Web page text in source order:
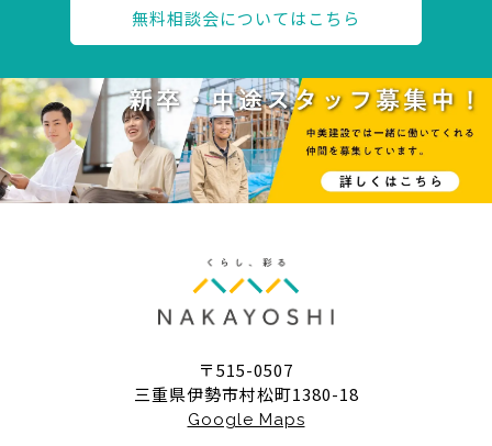
無料相談会についてはこちら
〒515-0507
三重県伊勢市村松町1380-18
Google Maps